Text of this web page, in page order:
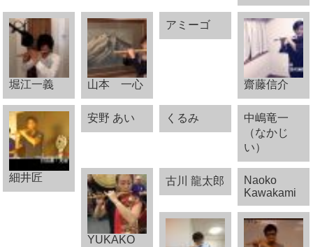
堀江一義 山本 一心
アミーゴ
齋藤信介
細井匠
安野 あい くるみ
中嶋竜一
（なかじ
い）
YUKAKO
古川 龍太郎
Naoko
Kawakami